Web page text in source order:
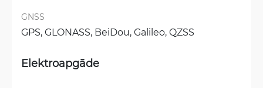
GNSS
GPS, GLONASS, BeiDou, Galileo, QZSS
Elektroapgāde